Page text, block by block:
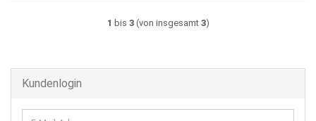
1 bis 3(von insgesamt 3)
Kundenlogin